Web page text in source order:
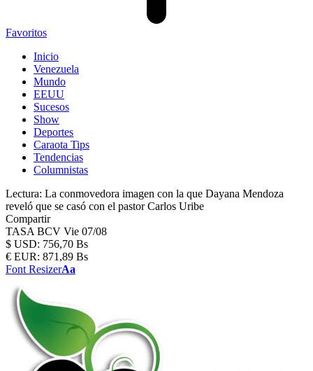
Favoritos
Inicio
Venezuela
Mundo
EEUU
Sucesos
Show
Deportes
Caraota Tips
Tendencias
Columnistas
Lectura: La conmovedora imagen con la que Dayana Mendoza
reveló que se casó con el pastor Carlos Uribe
Compartir
TASA BCV Vie 07/08
$ USD: 756,70 Bs
€ EUR: 871,89 Bs
Font ResizerAa